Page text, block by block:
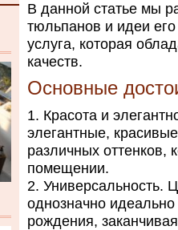
В данной статье мы
тюльпанов и идеи
услуга, которая
качеств.
Основные
Красота и
элегантные,
различных оттенков,
помещении.
Универсальность.
однозначно
рождения,